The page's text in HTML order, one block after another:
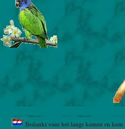
Bedankt voor het langs komen en